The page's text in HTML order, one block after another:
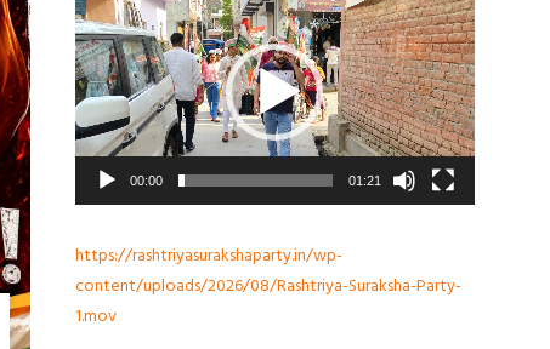
Player
00:00 01:21
https://rashtriyasurakshaparty.in/wp-
content/uploads/2026/08/Rashtriya-Suraksha-Party-
1.mov